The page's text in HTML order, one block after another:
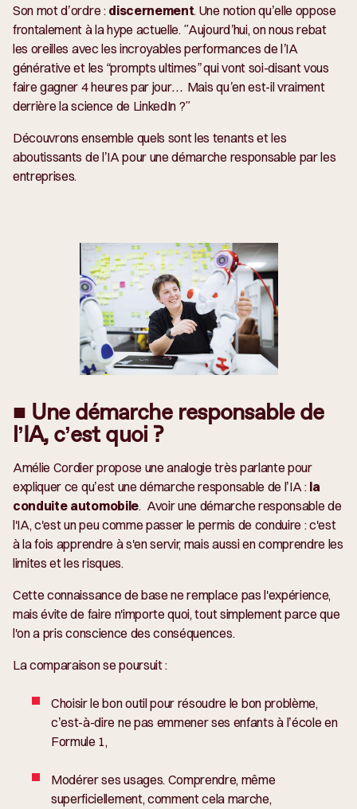
Son mot d’ordre : discernement. Une notion qu’elle oppose
frontalement à la hype actuelle. "Aujourd’hui, on nous rebat
les oreilles avec les incroyables performances de l’IA
générative et les “prompts ultimes” qui vont soi-disant vous
faire gagner 4 heures par jour… Mais qu’en est-il vraiment
derrière la science de LinkedIn ?"
Découvrons ensemble quels sont les tenants et les
aboutissants de l’IA pour une démarche responsable par les
entreprises.
■ Une démarche responsable de
l’IA, c’est quoi ?
Amélie Cordier propose une analogie très parlante pour
expliquer ce qu’est une démarche responsable de l’IA : la
conduite automobile. Avoir une démarche responsable de
l'IA, c'est un peu comme passer le permis de conduire : c'est
à la fois apprendre à s'en servir, mais aussi en comprendre les
limites et les risques.
Cette connaissance de base ne remplace pas l'expérience,
mais évite de faire n'importe quoi, tout simplement parce que
l'on a pris conscience des conséquences.
La comparaison se poursuit :
Choisir le bon outil pour résoudre le bon problème,
c’est-à-dire ne pas emmener ses enfants à l’école en
Formule 1,
Modérer ses usages. Comprendre, même
superficiellement, comment cela marche,